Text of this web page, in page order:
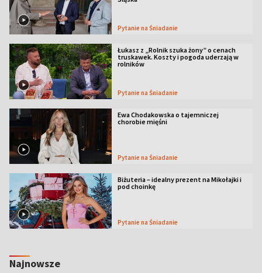
Pytanie na Śniadanie
Łukasz z „Rolnik szuka żony” o cenach
truskawek. Koszty i pogoda uderzają w
rolników
Pytanie na Śniadanie
Ewa Chodakowska o tajemniczej
chorobie mięśni
Pytanie na Śniadanie
Biżuteria – idealny prezent na Mikołajki i
pod choinkę
Pytanie na Śniadanie
Najnowsze